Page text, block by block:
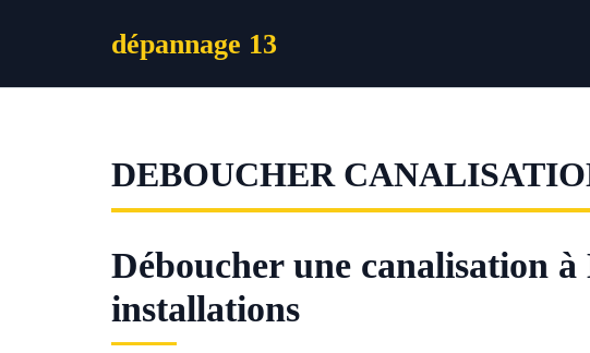
dépannage 13
DEBOUCHER
Déboucher une canalisation
installations